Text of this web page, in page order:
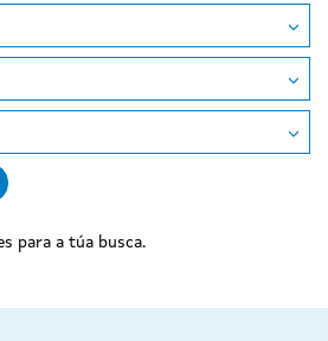
para a túa busca.